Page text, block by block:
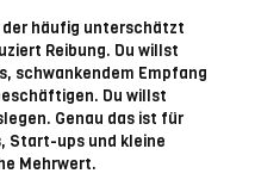
der häufig unterschätzt
Reibung. Du willst
schwankendem Empfang
Du willst
Genau das ist für
Start-ups und kleine
Mehrwert.